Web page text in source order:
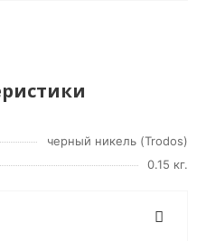
черный никель (Trodos)
0.15 кг.